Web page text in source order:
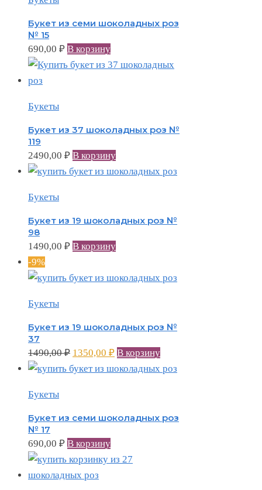
Букет из семи шоколадных роз
№ 15
690,00 ₽ В корзину
Букеты
Букет из 37 шоколадных роз №
119
2490,00 ₽ В корзину
Букеты
Букет из 19 шоколадных роз №
98
1490,00 ₽ В корзину
-9%
Букеты
Букет из 19 шоколадных роз №
37
1490,00₽ 1350,00 ₽ В корзину
Букеты
Букет из семи шоколадных роз
№ 17
690,00 ₽ В корзину